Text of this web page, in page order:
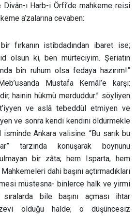
ı Harb-i Örfî’de mahkeme reisi
a’zalarına cevaben:
fırkanın istibdadından ibaret ise;
olsun ki, ben mürteciyim. Şeriatın
bin ruhum olsa fedaya hazırım!”
Mustafa Kemâl’e karşı:
hainin hükmü merduddur.” söyliyen
ve aslâ tebeddül etmiyen ve
ve sonra kendi kendini öldürmekle
isminde Ankara valisine: “Bu sarık bu
tarzında konuşarak boynunu
bir zâta; hem Isparta, hem
dahi başını açtırmadıkları
müstesna- binlerce halk ve yirmi
bile başını açması ihtar
olduğu halde; o düşüncesiz